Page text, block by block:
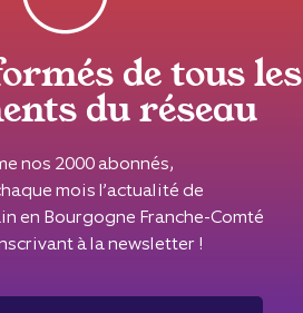
de tous les
du réseau
nos 2000 abonnés,
mois l’actualité de
en Bourgogne Franche-Comté
à la newsletter !